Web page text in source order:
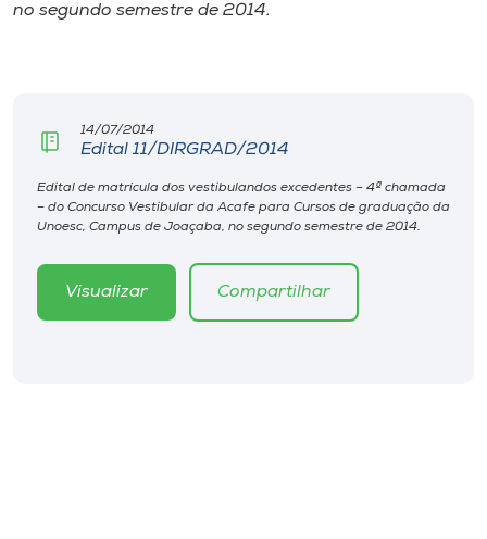
Cultura
Biblioteca
Editora
Rádio
no segundo semestre de 2014.
14/07/2014
Edital 11/DIRGRAD/2014
Edital de matrícula dos vestibulandos excedentes – 4ª chamada
– do Concurso Vestibular da Acafe para Cursos de graduação da
Unoesc, Campus de Joaçaba, no segundo semestre de 2014.
Visualizar Compartilhar